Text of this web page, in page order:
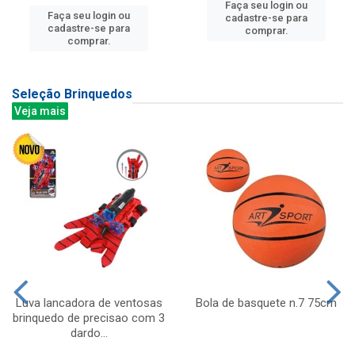
Faça seu login ou
cadastre-se para
comprar.
Faça seu login ou
cadastre-se para
comprar.
Seleção Brinquedos
Veja mais
Luva lancadora de ventosas
brinquedo de precisao com 3
dardo...
Bola de basquete n.7 75cm